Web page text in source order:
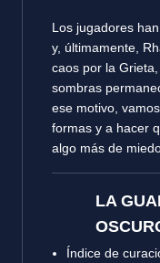
Los jugadores
y, últimamente,
caos por la
sombras
ese motivo,
formas y a hacer
algo más de
LA
Índice de